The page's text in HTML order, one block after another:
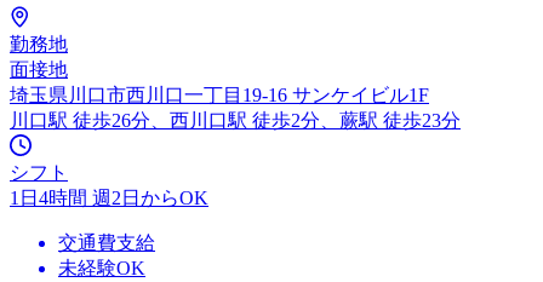
勤務地
面接地
埼玉県川口市西川口一丁目19-16 サンケイビル1F
川口駅 徒歩26分、西川口駅 徒歩2分、蕨駅 徒歩23分
シフト
1日4時間 週2日からOK
交通費支給
未経験OK